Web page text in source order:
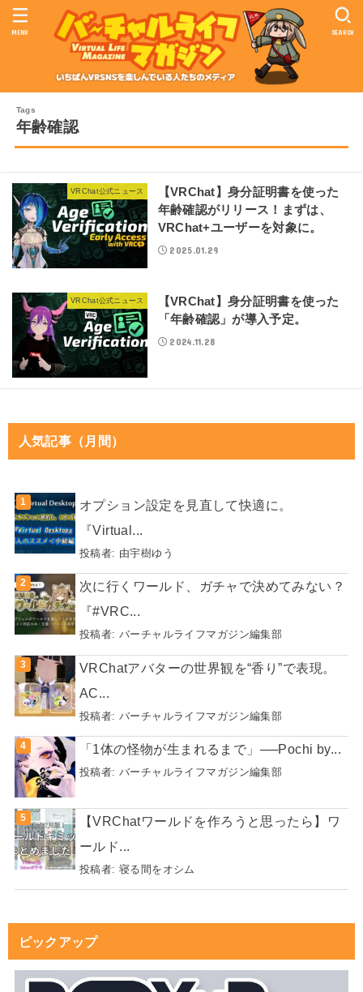
SEARCH
MENU
年齢確認
VRChat公式ニュース
【VRChat】身分証明書を使った
年齢確認がリリース！まずは、
VRChat+ユーザーを対象に。
2025.01.29
VRChat公式ニュース
【VRChat】身分証明書を使った
「年齢確認」が導入予定。
2024.11.28
人気記事（月間）
オプション設定を見直して快適に。
『Virtual...
投稿者: 由宇樹ゆう
次に行くワールド、ガチャで決めてみない？
『#VRC...
投稿者: バーチャルライフマガジン編集部
VRChatアバターの世界観を“香り”で表現。
AC...
投稿者: バーチャルライフマガジン編集部
「1体の怪物が生まれるまで」──Pochi by...
投稿者: バーチャルライフマガジン編集部
【VRChatワールドを作ろうと思ったら】ワ
ールド...
投稿者: 寝る間をオシム
ピックアップ